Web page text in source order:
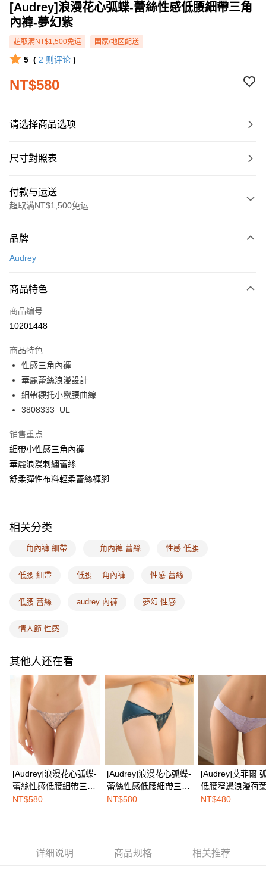
[Audrey]浪漫花心弧蝶-蕾絲性感低腰細帶三角
內褲-夢幻紫
超取满NT$1,500免运 国家/地区配送
5 ( 2 则评论 )
NT$580
请选择商品选项
尺寸對照表
付款与运送
超取满NT$1,500免运
信用卡一次付款
LINE Pay
Apple Pay
Google Pay
PXPay Plus
Plus PAY
相关说明
一、關於 AFTEE先享後付
1. 於付款方式選擇AFTEE先享後付，將跳出AFTEE先享後付手機驗證視
2. 進行簡訊驗證之後，即可完成結帳手續。
5. 收到商品當下無需繳費，確認無誤後，請再利用繳費通知簡訊或AFTEE
出。使用AFTEE下訂可以延長您收到商品前的繳費天數，但無法保證一定能
之上限額度
2. 結帳金額須大於NT$30
3. 目前僅支援台灣會員
三、聲明條款
「AFTEE先享後付」(下稱本服務)乃由恩沛科技股份有限公司(下稱 AFTEE )
所提供，並由 AFTEE 向您收取款項。因使用本服務所須提供之個人資料(包
含但不限於訂購人姓名、電話，收件人姓名、電話、收件地址)，將交付予
AFTEE 於本服務必要服務範圍內運用。關於 AFTEE 對於個人資料之蒐集、
處理、利用，詳參 AFTEE 官網之『個人資料蒐集、處理及利用告知聲明』
（https://aftee.tw/privacypolicy/）。
若款項超過繳費期限，將根據當次的金額加收年利率 16% 的逾期滯納金。
未成年的使用者，請事先徵得法定代理人或監護人之同意方可使用
繫恩沛科技股份有限公司。若您不同意我們將上開所示之個人資料，連同必
要之購買訂單資訊提供予 AFTEE ，或讓 AFTEE 蒐集處理利用您的個人資
ATM付款
每笔NT$100，满NT$1,500(含以上)免运费
付款後全家取貨
每笔NT$100，满NT$1,500(含以上)免运费
宅配
每笔NT$100，满NT$1,500(含以上)免运费
EASY SHOP門市速取
免运费
海外配送 查看运费
品牌
Audrey
商品特色
商品编号
10201448
商品特色
性感三角內褲
華麗蕾絲浪漫設計
細帶襯托小蠻腰曲線
3808333_UL
销售重点
細帶小性感三角內褲
華麗浪漫刺繡蕾絲
舒柔彈性布料輕柔蕾絲褲腳
相关分类
三角內褲 細帶 三角內褲 蕾絲 性感 低腰
低腰 細帶 低腰 三角內褲 性感 蕾絲
低腰 蕾絲 audrey 內褲 夢幻 性感
情人節 性感
其他人还在看
[Audrey]浪漫花心弧蝶-
蕾絲性感低腰細帶三角
內褲-甜心粉
NT$580
[Audrey]浪漫花心弧蝶-
蕾絲性感低腰細帶三角
內褲-古典藍
NT$580
[Audrey]艾菲爾
低腰窄邊浪漫荷
三角內褲-羅藍紫
NT$480
详细说明 商品规格 相关推荐